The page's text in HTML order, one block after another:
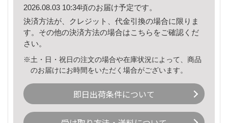
2026.08.03 10:34頃のお届け予定です。
決済方法が、クレジット、代金引換の場合に限りま
す。その他の決済方法の場合はこちら をご確認くだ
さい。
※土・日・祝日の注文の場合や在庫状況によって、商品
のお届けにお時間をいただく場合がございます。
即日出荷条件について